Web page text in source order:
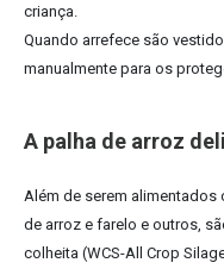
criança.
Quando arrefece são
manualmente para os
A palha de arroz
Além de serem
de arroz e farelo e outros,
colheita (WCS-All Crop